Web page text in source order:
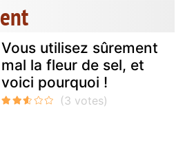
Vous utilisez sûrement
mal la fleur de sel, et
voici pourquoi !